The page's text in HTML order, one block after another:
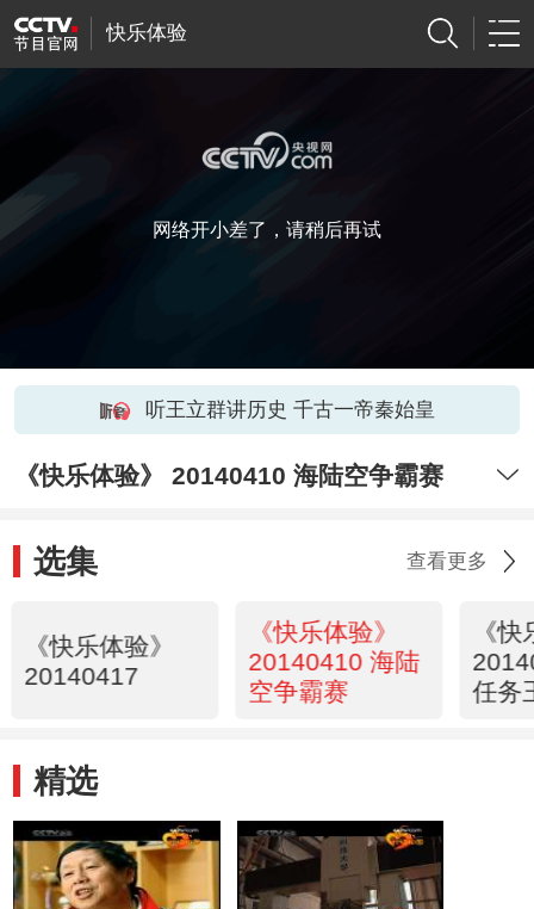
快乐体验
网络开小差了，请稍后再试
听王立群讲历史 千古一帝秦始皇
《快乐体验》 20140410 海陆空争霸赛
选集 查看更多
《快乐体验》
20140417
《快乐体验》
20140410 海陆
空争霸赛
《
任务
精选